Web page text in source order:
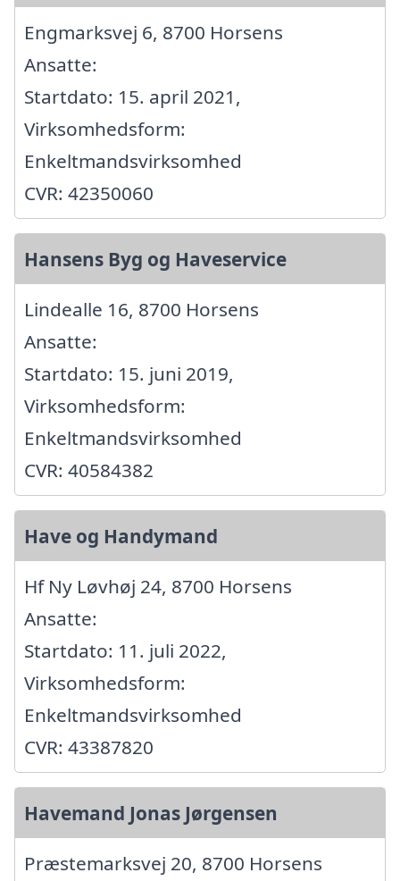
Engmarksvej 6, 8700 Horsens
Ansatte:
Startdato: 15. april 2021,
Virksomhedsform:
Enkeltmandsvirksomhed
CVR: 42350060
Hansens Byg og Haveservice
Lindealle 16, 8700 Horsens
Ansatte:
Startdato: 15. juni 2019,
Virksomhedsform:
Enkeltmandsvirksomhed
CVR: 40584382
Have og Handymand
Hf Ny Løvhøj 24, 8700 Horsens
Ansatte:
Startdato: 11. juli 2022,
Virksomhedsform:
Enkeltmandsvirksomhed
CVR: 43387820
Havemand Jonas Jørgensen
Præstemarksvej 20, 8700 Horsens